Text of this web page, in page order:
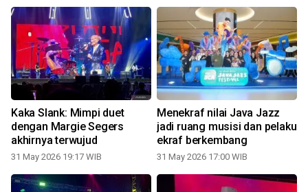
Kaka Slank: Mimpi duet
dengan Margie Segers
akhirnya terwujud
31 May 2026 19:17 WIB
Menekraf nilai Java Jazz
jadi ruang musisi dan pelaku
ekraf berkembang
31 May 2026 17:00 WIB